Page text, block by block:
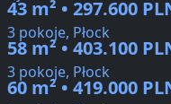
43 m² • 297.600
3 pokoje, Płock
58 m² • 403.100
3 pokoje, Płock
60 m² • 419.000